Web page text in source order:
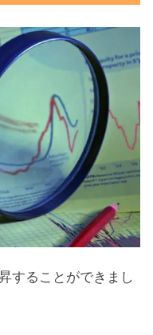
ンス
流出続く
期連続の上昇
デルＹ値下げ
いて
することができまし